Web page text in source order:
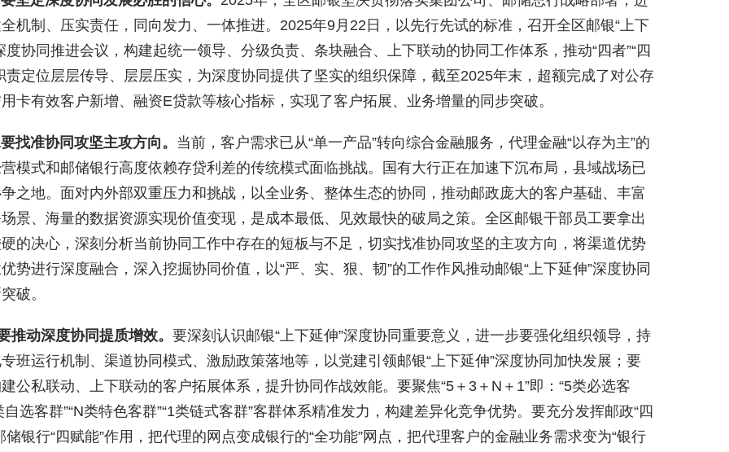
机制、压实责任，同向发力、一体推进。2025年9月22日，以先行先试的标准，召开全区邮银“上下
度协同推进会议，构建起统一领导、分级负责、条块融合、上下联动的协同工作体系，推动“四者”“四
责定位层层传导、层层压实，为深度协同提供了坚实的组织保障，截至2025年末，超额完成了对公存
卡有效客户新增、融资E贷款等核心指标，实现了客户拓展、业务增量的同步突破。
找准协同攻坚主攻方向。 当前，客户需求已从“单一产品”转向综合金融服务，代理金融“以存为主”的
模式和邮储银行高度依赖存贷利差的传统模式面临挑战。国有大行正在加速下沉布局，县域战场已
之地。面对内外部双重压力和挑战，以全业务、整体生态的协同，推动邮政庞大的客户基础、丰富
景、海量的数据资源实现价值变现，是成本最低、见效最快的破局之策。全区邮银干部员工要拿出
的决心，深刻分析当前协同工作中存在的短板与不足，切实找准协同攻坚的主攻方向，将渠道优势
势进行深度融合，深入挖掘协同价值，以“严、实、狠、韧”的工作作风推动邮银“上下延伸”深度协同
破。
推动深度协同提质增效。 要深刻认识邮银“上下延伸”深度协同重要意义，进一步要强化组织领导，持
班运行机制、渠道协同模式、激励政策落地等，以党建引领邮银“上下延伸”深度协同加快发展；要
公私联动、上下联动的客户拓展体系，提升协同作战效能。要聚焦“5＋3＋N＋1”即：“5类必选客
自选客群”“N类特色客群”“1类链式客群”客群体系精准发力，构建差异化竞争优势。要充分发挥邮政“四
储银行“四赋能”作用，把代理的网点变成银行的“全功能”网点，把代理客户的金融业务需求变为“银行